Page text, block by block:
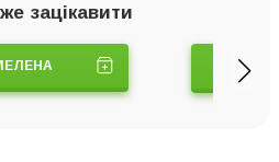
зацікавити